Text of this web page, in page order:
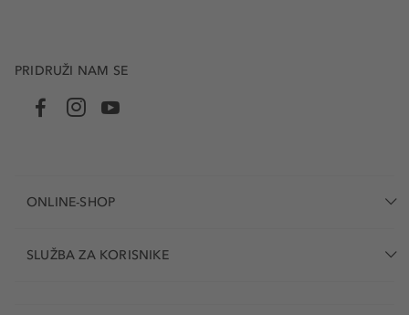
PRIDRUŽI NAM SE
ONLINE-SHOP
SLUŽBA ZA KORISNIKE